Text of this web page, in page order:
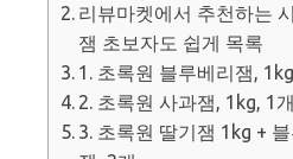
리뷰마켓에서 추천하는
잼 초보자도 쉽게 목록
1. 초록원 블루베리잼,
2. 초록원 사과잼, 1kg, 1개
3. 초록원 딸기잼 1kg +